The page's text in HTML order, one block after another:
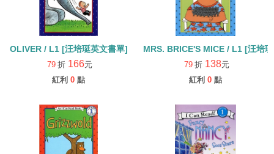
OLIVER / L1 [汪培珽英文書單]
79 折 166元
紅利 0 點
MRS. BRICE'S MICE / L1 [汪培
79 折 138元
紅利 0 點